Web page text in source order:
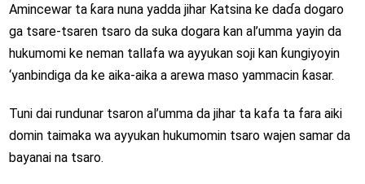
Amincewar ta ƙara nuna yadda jihar Katsina ke daɗa dogaro
ga tsare-tsaren tsaro da suka dogara kan al’umma yayin da
hukumomi ke neman tallafa wa ayyukan soji kan ƙungiyoyin
‘yanbindiga da ke aika-aika a arewa maso yammacin ƙasar.
Tuni dai rundunar tsaron al’umma da jihar ta kafa ta fara aiki
domin taimaka wa ayyukan hukumomin tsaro wajen samar da
bayanai na tsaro.